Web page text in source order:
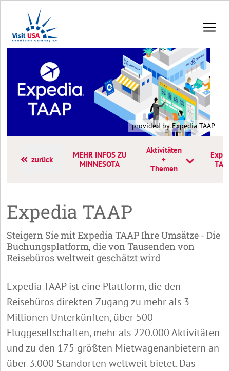
provided by Expedia TAAP
zurück
MEHR INFOS ZU
MINNESOTA
Aktivitäten
+
Themen
Expedia TAAP
Steigern Sie mit Expedia TAAP Ihre Umsätze - Die
Buchungsplatform, die von Tausenden von
Reisebüros weltweit geschätzt wird
Expedia TAAP ist eine Plattform, die den
Reisebüros direkten Zugang zu mehr als 3
Millionen Unterkünften, über 500
Fluggesellschaften, mehr als 220.000 Aktivitäten
und zu den 175 größten Mietwagenanbietern an
über 3.000 Standorten weltweit bietet. Das